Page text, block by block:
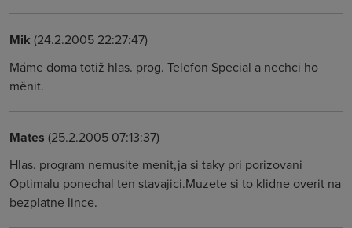
Mik (24.2.2005 22:27:47)
Máme doma totiž hlas. prog. Telefon Special a nechci ho
měnit.
Mates (25.2.2005 07:13:37)
Hlas. program nemusite menit,ja si taky pri porizovani
Optimalu ponechal ten stavajici.Muzete si to klidne overit na
bezplatne lince.